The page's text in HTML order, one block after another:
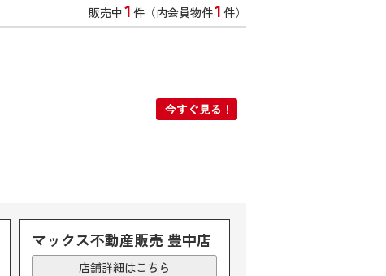
販売中1 件（内会員物件1 件）
マックス不動産販売 豊中店
店舗詳細はこちら